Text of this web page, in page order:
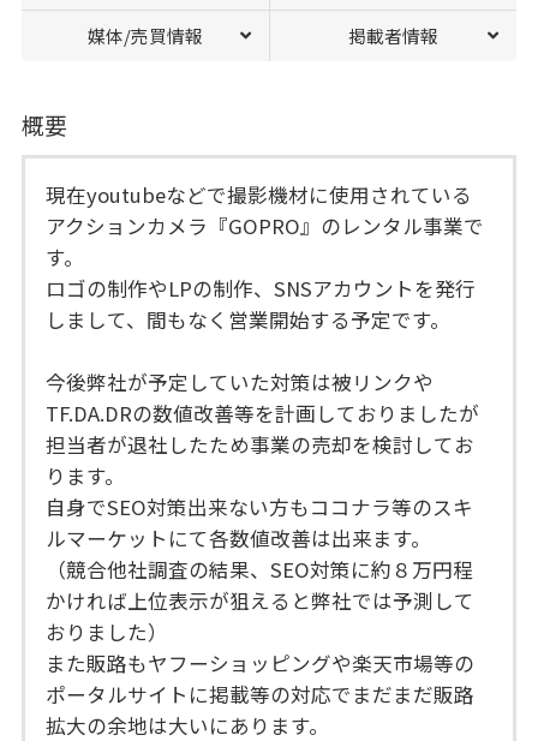
媒体/売買情報 掲載者情報
概要
現在youtubeなどで撮影機材に使用されている
アクションカメラ『GOPRO』のレンタル事業で
す。
ロゴの制作やLPの制作、SNSアカウントを発行
しまして、間もなく営業開始する予定です。
今後弊社が予定していた対策は被リンクや
TF.DA.DRの数値改善等を計画しておりましたが
担当者が退社したため事業の売却を検討してお
ります。
自身でSEO対策出来ない方もココナラ等のスキ
ルマーケットにて各数値改善は出来ます。
（競合他社調査の結果、SEO対策に約８万円程
かければ上位表示が狙えると弊社では予測して
おりました）
また販路もヤフーショッピングや楽天市場等の
ポータルサイトに掲載等の対応でまだまだ販路
拡大の余地は大いにあります。